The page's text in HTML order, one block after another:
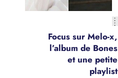
Focus sur Melo-x,
l’album de Bones
et une petite
playlist